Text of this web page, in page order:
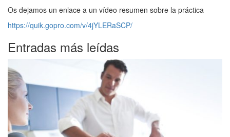
Os dejamos un enlace a un vídeo resumen sobre la práctica
https://quik.gopro.com/v/4jYLERaSCP/
Entradas más leídas